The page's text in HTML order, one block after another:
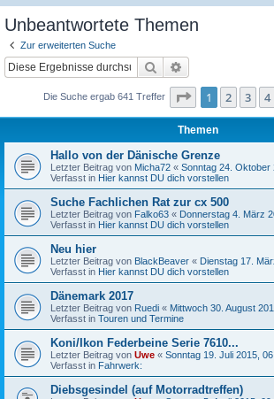
Unbeantwortete Themen
Zur erweiterten Suche
Suche
Die Suche ergab 641 Treffer Seite 1von 13
1 2 3 4
Themen
Hallo von der Dänische Grenze
Letzter Beitrag von Micha72 « Sonntag 24. Oktober
Verfasst in Hier kannst DU dich vorstellen
Suche Fachlichen Rat zur cx 500
Letzter Beitrag von Falko63 « Donnerstag 4. März
Verfasst in Hier kannst DU dich vorstellen
Neu hier
Letzter Beitrag von BlackBeaver « Dienstag 17.
Verfasst in Hier kannst DU dich vorstellen
Dänemark 2017
Letzter Beitrag von Ruedi « Mittwoch 30. August
Verfasst in Touren und Termine
Koni/Ikon Federbeine Serie 7610...
Letzter Beitrag von Uwe « Sonntag 19. Juli 2015,
Verfasst in Fahrwerk:
Diebsgesindel (auf Motorradtreffen)